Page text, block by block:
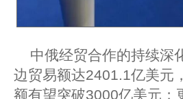
中俄经贸合作的持续深
边贸易额达2401.1亿美元
额有望突破3000亿美元；